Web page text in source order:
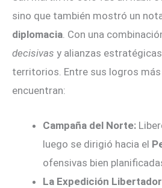
sino que también mostró un
diplomacia . Con una
decisivas y alianzas
territorios. Entre sus logros
encuentran:
Campaña del Norte:
luego se dirigió hacia el
ofensivas bien
La Expedición